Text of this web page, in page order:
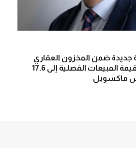
جديدة ضمن المخزون العقاري
للرياض مع وصول قيمة المبيعات الفصلية إلى 17.6
ماكسويل